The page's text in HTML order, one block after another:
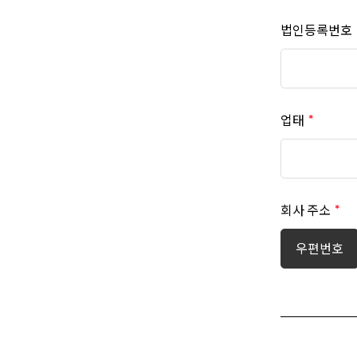
법인등록번호
업태
회사 주소
우편번호